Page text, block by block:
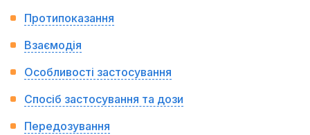
Протипоказання
Взаємодія
Особливості застосування
Спосіб застосування та дози
Передозування